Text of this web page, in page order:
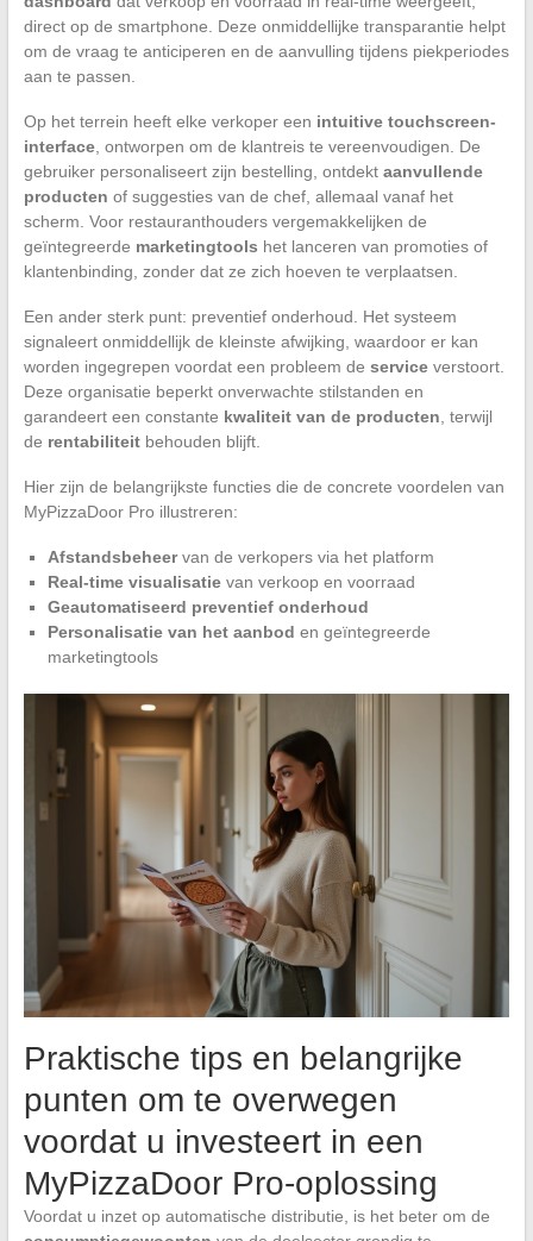
direct op de smartphone. Deze onmiddellijke transparantie helpt
om de vraag te anticiperen en de aanvulling tijdens piekperiodes
aan te passen.
Op het terrein heeft elke verkoper een intuitive touchscreen-
interface, ontworpen om de klantreis te vereenvoudigen. De
gebruiker personaliseert zijn bestelling, ontdekt aanvullende
producten of suggesties van de chef, allemaal vanaf het
scherm. Voor restauranthouders vergemakkelijken de
geïntegreerde marketingtools het lanceren van promoties of
klantenbinding, zonder dat ze zich hoeven te verplaatsen.
Een ander sterk punt: preventief onderhoud. Het systeem
signaleert onmiddellijk de kleinste afwijking, waardoor er kan
worden ingegrepen voordat een probleem de serviceverstoort.
Deze organisatie beperkt onverwachte stilstanden en
garandeert een constante kwaliteit van de producten , terwijl
de rentabiliteitbehouden blijft.
Hier zijn de belangrijkste functies die de concrete voordelen van
MyPizzaDoor Pro illustreren:
Afstandsbeheervan de verkopers via het platform
Real-time visualisatievan verkoop en voorraad
Geautomatiseerd preventief onderhoud
Personalisatie van het aanbod en geïntegreerde
marketingtools
Praktische tips en belangrijke
punten om te overwegen
voordat u investeert in een
MyPizzaDoor Pro-oplossing
Voordat u inzet op automatische distributie, is het beter om de